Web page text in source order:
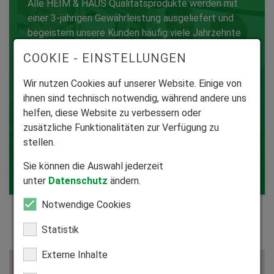
Alle HEIM & HAUS Qualitätsprodukte werden mit
einer 3-jährigen Gewährleistung ausgeliefert und
begeistern unsere Kunden häufig viele Jahrzehnte
stehen Ihnen unsere freundlichen und
kompetenten Servicetechniker für dennoch
auftretende Service-, Wartungs- und
Reparaturfälle zur Verfügung.
Qualitätssicherung
COOKIE - EINSTELLUNGEN
Wir nutzen Cookies auf unserer Website. Einige von
ihnen sind technisch notwendig, während andere uns
helfen, diese Website zu verbessern oder
zusätzliche Funktionalitäten zur Verfügung zu
stellen.
Sie können die Auswahl jederzeit
unter Datenschutz ändern.
Notwendige Cookies
Statistik
Externe Inhalte